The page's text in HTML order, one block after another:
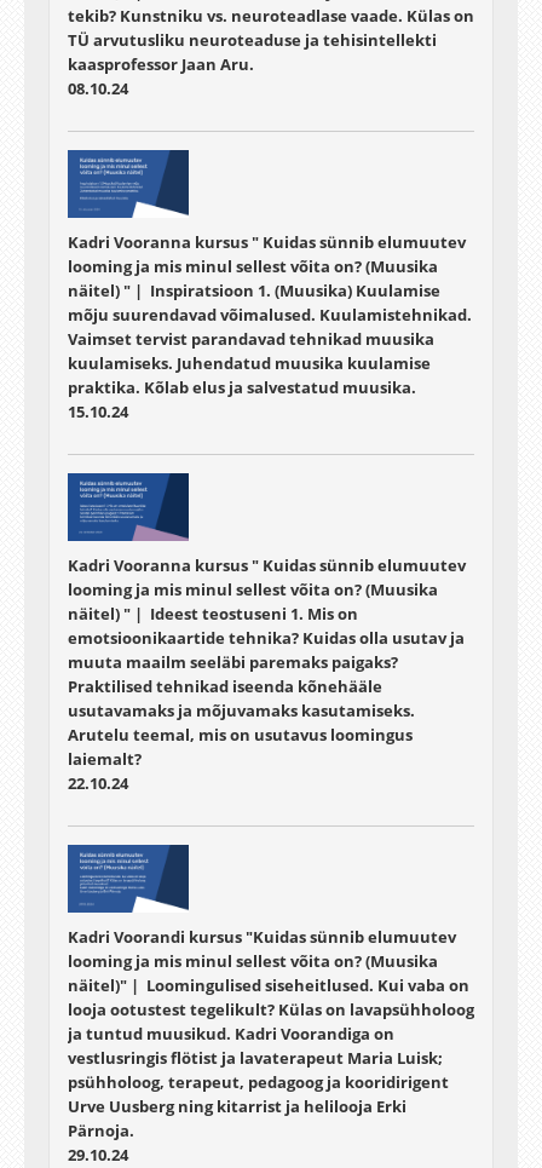
tekib? Kunstniku vs. neuroteadlase vaade. Külas on
TÜ arvutusliku neuroteaduse ja tehisintellekti
kaasprofessor Jaan Aru.
08.10.24
Kadri Vooranna kursus " Kuidas sünnib elumuutev
looming ja mis minul sellest võita on? (Muusika
näitel) " | Inspiratsioon 1. (Muusika) Kuulamise
mõju suurendavad võimalused. Kuulamistehnikad.
Vaimset tervist parandavad tehnikad muusika
kuulamiseks. Juhendatud muusika kuulamise
praktika. Kõlab elus ja salvestatud muusika.
15.10.24
Kadri Vooranna kursus " Kuidas sünnib elumuutev
looming ja mis minul sellest võita on? (Muusika
näitel) " | Ideest teostuseni 1. Mis on
emotsioonikaartide tehnika? Kuidas olla usutav ja
muuta maailm seeläbi paremaks paigaks?
Praktilised tehnikad iseenda kõnehääle
usutavamaks ja mõjuvamaks kasutamiseks.
Arutelu teemal, mis on usutavus loomingus
laiemalt?
22.10.24
Kadri Voorandi kursus "Kuidas sünnib elumuutev
looming ja mis minul sellest võita on? (Muusika
näitel)" | Loomingulised siseheitlused. Kui vaba on
looja ootustest tegelikult? Külas on lavapsühholoog
ja tuntud muusikud. Kadri Voorandiga on
vestlusringis flötist ja lavaterapeut Maria Luisk;
psühholoog, terapeut, pedagoog ja kooridirigent
Urve Uusberg ning kitarrist ja helilooja Erki
Pärnoja.
29.10.24